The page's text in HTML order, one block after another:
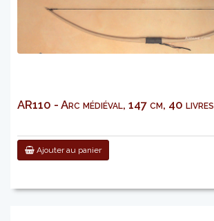
AR110 - Arc médiéval, 147 cm, 40 livres
Ajouter au panier